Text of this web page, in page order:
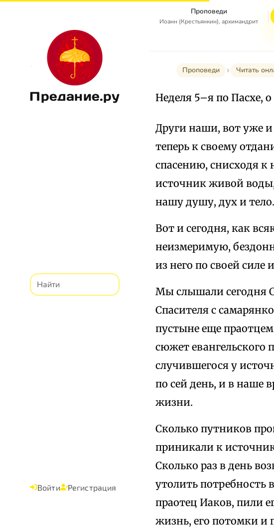
Предание.ру
Войти Регистрация
Проповеди
Иоанн (Крестьянкин), архимандрит
Проповеди Читать
Неделя 5–я по Пасхе,
Други наши, вот уже и
теперь к своему
спасению, снисходя
источник живой
нашу душу, дух и тело.
Вот и сегодня, как
неизмеримую,
из него по своей
Мы слышали сегодня
Спасителя с
пустыне еще
сюжет евангельского
случившегося у
по сей день, и в наше
жизни.
Сколько путников
приникали к
Сколько раз в день
утолить потребность
праотец Иаков, пили
жизнь, его потомки и